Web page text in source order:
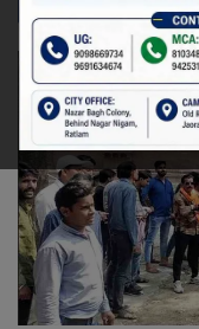
रेलवे
खेल
ज्योतिष
कला-साहित्य
निर्वाचन